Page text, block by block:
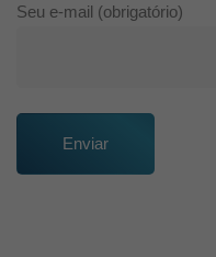
Seu e-mail (obrigatório)